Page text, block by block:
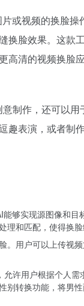
或视频的换脸操
换脸效果。这款
高清的视频换脸
制作，还可以
趣表演，或者制
够实现源图像和目
和匹配，使得换脸
。用户可以上传视
许用户根据个人需
别转换功能，将男